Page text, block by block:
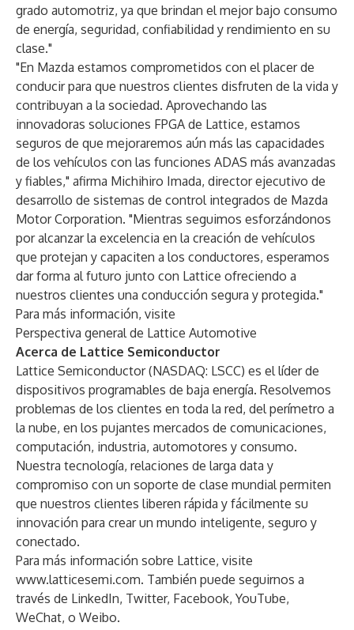
grado automotriz, ya que brindan el mejor bajo consumo
de energía, seguridad, confiabilidad y rendimiento en su
clase."
"En Mazda estamos comprometidos con el placer de
conducir para que nuestros clientes disfruten de la vida y
contribuyan a la sociedad. Aprovechando las
innovadoras soluciones FPGA de Lattice, estamos
seguros de que mejoraremos aún más las capacidades
de los vehículos con las funciones ADAS más avanzadas
y fiables," afirma Michihiro Imada, director ejecutivo de
desarrollo de sistemas de control integrados de Mazda
Motor Corporation. "Mientras seguimos esforzándonos
por alcanzar la excelencia en la creación de vehículos
que protejan y capaciten a los conductores, esperamos
dar forma al futuro junto con Lattice ofreciendo a
nuestros clientes una conducción segura y protegida."
Para más información, visite
Perspectiva general de Lattice Automotive
Acerca de Lattice Semiconductor
Lattice Semiconductor (NASDAQ: LSCC) es el líder de
dispositivos programables de baja energía. Resolvemos
problemas de los clientes en toda la red, del perímetro a
la nube, en los pujantes mercados de comunicaciones,
computación, industria, automotores y consumo.
Nuestra tecnología, relaciones de larga data y
compromiso con un soporte de clase mundial permiten
que nuestros clientes liberen rápida y fácilmente su
innovación para crear un mundo inteligente, seguro y
conectado.
Para más información sobre Lattice, visite
www.latticesemi.com. También puede seguirnos a
través de LinkedIn, Twitter, Facebook, YouTube,
WeChat, o Weibo.